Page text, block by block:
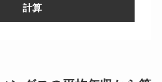
計算